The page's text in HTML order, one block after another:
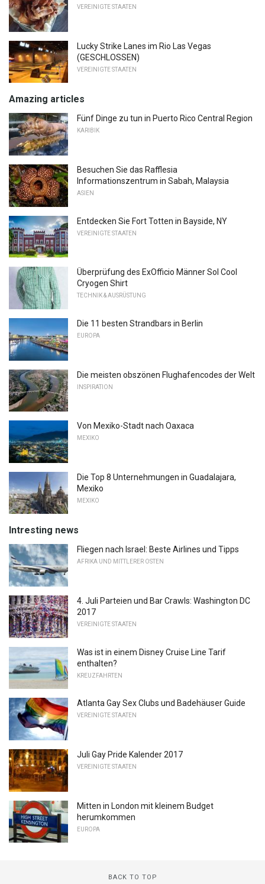
VEREINIGTE STAATEN
Lucky Strike Lanes im Rio Las Vegas
(GESCHLOSSEN)
VEREINIGTE STAATEN
Amazing articles
Fünf Dinge zu tun in Puerto Rico Central Region
KARIBIK
Besuchen Sie das Rafflesia
Informationszentrum in Sabah, Malaysia
ASIEN
Entdecken Sie Fort Totten in Bayside, NY
VEREINIGTE STAATEN
Überprüfung des ExOfficio Männer Sol Cool
Cryogen Shirt
TECHNIK & AUSRÜSTUNG
Die 11 besten Strandbars in Berlin
EUROPA
Die meisten obszönen Flughafencodes der Welt
INSPIRATION
Von Mexiko-Stadt nach Oaxaca
MEXIKO
Die Top 8 Unternehmungen in Guadalajara,
Mexiko
MEXIKO
Intresting news
Fliegen nach Israel: Beste Airlines und Tipps
AFRIKA UND MITTLERER OSTEN
4. Juli Parteien und Bar Crawls: Washington DC
2017
VEREINIGTE STAATEN
Was ist in einem Disney Cruise Line Tarif
enthalten?
KREUZFAHRTEN
Atlanta Gay Sex Clubs und Badehäuser Guide
VEREINIGTE STAATEN
Juli Gay Pride Kalender 2017
VEREINIGTE STAATEN
Mitten in London mit kleinem Budget
herumkommen
EUROPA
BACK TO TOP